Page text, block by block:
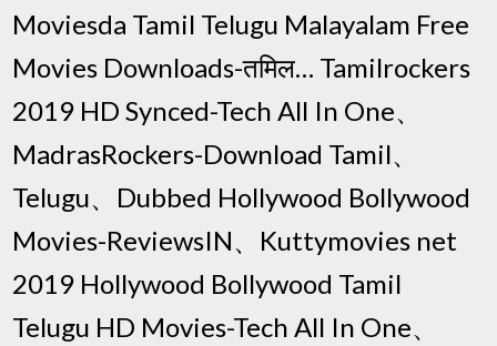
Moviesda Tamil Telugu Malayalam Free
Movies Downloads-तमिल… Tamilrockers
2019 HD Synced-Tech All In One、
MadrasRockers-Download Tamil、
Telugu、Dubbed Hollywood Bollywood
Movies-ReviewsIN、Kuttymovies net
2019 Hollywood Bollywood Tamil
Telugu HD Movies-Tech All In One、